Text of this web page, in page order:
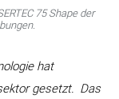
75 Shape der
hat
gesetzt.
Das